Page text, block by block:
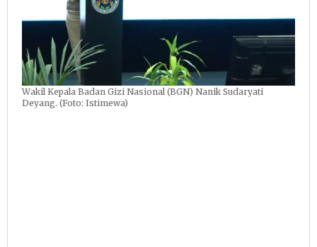
Wakil Kepala Badan Gizi Nasional (BGN) Nanik Sudaryati
Deyang. (Foto: Istimewa)